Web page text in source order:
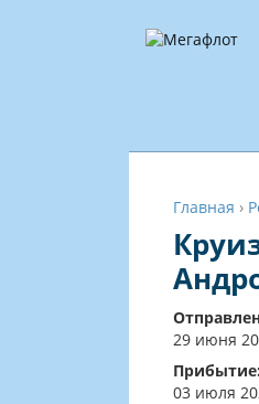
Главная ›
29 июня
Прибытие:
03 июля